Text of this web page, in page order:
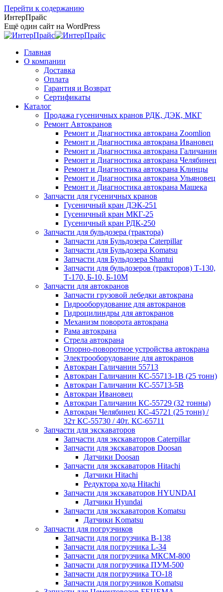
Перейти к содержанию
ИнтерПрайс
Ещё один сайт на WordPress
Главная
О компании
Доставка
Оплата
Гарантия и Возврат
Сертификаты
Каталог
Продажа гусеничных кранов РДК, ДЭК, МКГ
Ремонт Автокранов
Ремонт и Диагностика автокрана Zoomlion
Ремонт и Диагностика автокрана Ивановец
Ремонт и Диагностика автокрана Галичанин
Ремонт и Диагностика автокрана Челябинец
Ремонт и Диагностика автокрана Клинцы
Ремонт и Диагностика автокрана Ульяновец
Ремонт и Диагностика автокрана Машека
Запчасти для гусеничных кранов
Гусеничный кран ДЭК-251
Гусеничный кран МКГ-25
Гусеничный кран РДК-250
Запчасти для бульдозера (трактора)
Запчасти для Бульдозера Caterpillar
Запчасти для Бульдозера Komatsu
Запчасти для Бульдозера Shantui
Запчасти для бульдозеров (тракторов) Т-130,
Т-170, Б-10, Б-10М
Запчасти для автокранов
Запчасти грузовой лебедки автокрана
Гидрооборудование для автокранов
Гидроцилиндры для автокранов
Механизм поворота автокрана
Рама автокрана
Стрела автокрана
Опорно-поворотное устройства автокрана
Электрооборудование для автокранов
Автокран Галичанин 55713
Автокран Галичанин КС-55713-1В (25 тонн)
Автокран Галичанин КС-55713-5В
Автокран Ивановец
Автокран Галичанин КС-55729 (32 тонны)
Автокран Челябинец КС-45721 (25 тонн) /
32т КС-55730 / 40т. КС-65711
Запчасти для экскаваторов
Запчасти для экскаваторов Caterpillar
Запчасти для экскаваторов Doosan
Датчики Doosan
Запчасти для экскаваторов Hitachi
Датчики Hitachi
Редуктора хода Hitachi
Запчасти для экскаваторов HYUNDAI
Датчики Hyundai
Запчасти для экскаваторов Komatsu
Датчики Komatsu
Запчасти для погрузчиков
Запчасти для погрузчика B-138
Запчасти для погрузчика L-34
Запчасти для погрузчика МКСМ-800
Запчасти для погрузчика ПУМ-500
Запчасти для погрузчика ТО-18
Запчасти для погрузчиков Komatsu